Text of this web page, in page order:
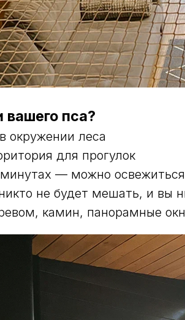
вашего пса?
окружении леса
для прогулок
— можно освежиться
не будет мешать, и вы
камин, панорамные